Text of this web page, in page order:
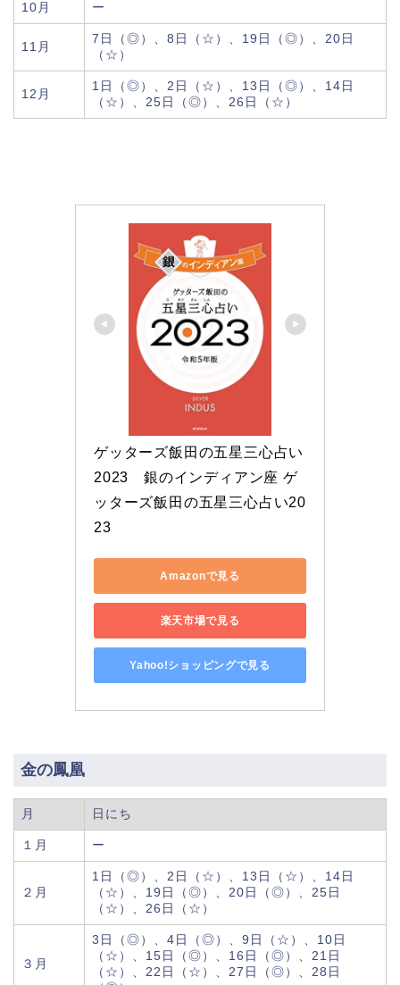
10月 ー
11月
7日（◎）、8日（☆）、19日（◎）、20日
（☆）
12月
1日（◎）、2日（☆）、13日（◎）、14日
（☆）、25日（◎）、26日（☆）
ゲッターズ飯田の五星三心占い
2023　銀のインディアン座 ゲ
ッターズ飯田の五星三心占い20
23
Amazonで見る
楽天市場で見る
Yahoo!ショッピングで見る
金の鳳凰
月 日にち
１月 ー
２月
1日（◎）、2日（☆）、13日（☆）、14日
（☆）、19日（◎）、20日（◎）、25日
（☆）、26日（☆）
３月
3日（◎）、4日（◎）、9日（☆）、10日
（☆）、15日（◎）、16日（◎）、21日
（☆）、22日（☆）、27日（◎）、28日